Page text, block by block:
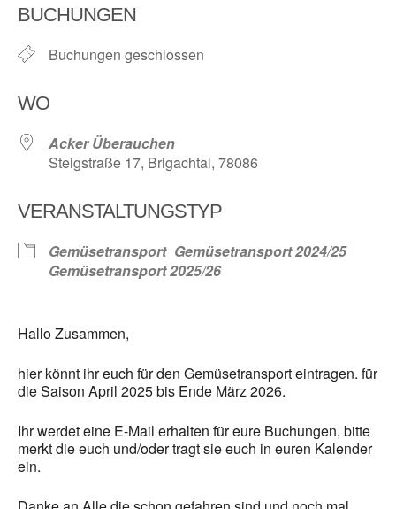
BUCHUNGEN
Buchungen geschlossen
WO
Acker Überauchen
Steigstraße 17, Brigachtal, 78086
VERANSTALTUNGSTYP
Gemüsetransport Gemüsetransport 2024/25
Gemüsetransport 2025/26
Hallo Zusammen,
hier könnt ihr euch für den Gemüsetransport eintragen. für
die Saison April 2025 bis Ende März 2026.
Ihr werdet eine E-Mail erhalten für eure Buchungen, bitte
merkt die euch und/oder tragt sie euch in euren Kalender
ein.